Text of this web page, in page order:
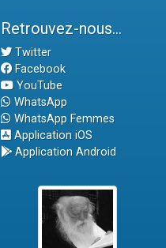
Retrouvez-nous...
Twitter
Facebook
YouTube
WhatsApp
WhatsApp Femmes
Application iOS
Application Android